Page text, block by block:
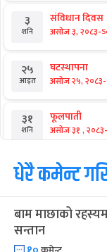
३
शनि
संविधान दिवस
असोज ३, २०८३-
२५
आइत
घटस्थापना
असोज २५, २०८३-
३१
शनि
फूलपाती
असोज ३१ , २०८३-
१
आइत
कार्तिक
कार्तिक १, २०८३-
३
मंगल
महानवमी
धेरै कमेन्ट
बाम माछाको
सन्तान